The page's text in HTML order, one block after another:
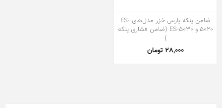
ضامن پنکه پارس خزر مدل‌های ES-
5020 و ES-5030 (ضامن فشاری پنکه
)
28,000 تومان